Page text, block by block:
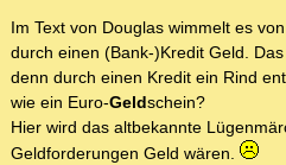
Im Text von Douglas wimmelt es
durch einen (Bank-)Kredit Geld.
denn durch einen Kredit ein Rind
wie ein Euro-Geldschein?
Hier wird das altbekannte
Geldforderungen Geld wären.